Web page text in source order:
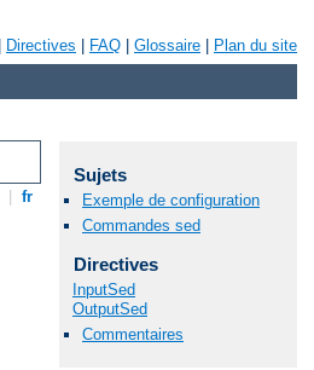
Directives FAQ Glossaire Plan du site
fr
Sujets
Exemple de configuration
Commandes sed
Directives
InputSed
OutputSed
Commentaires